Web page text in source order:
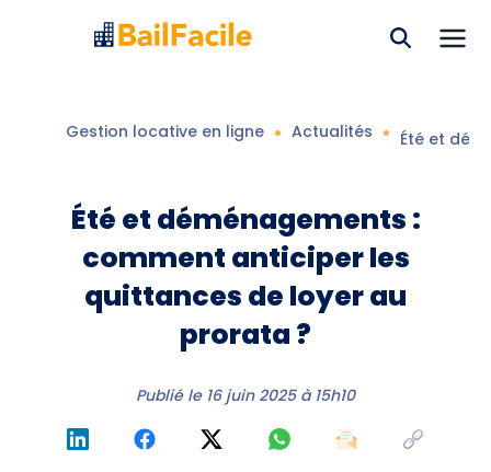
Gestion locative en ligne Actualités Été et
Été et déménagements :
comment anticiper les
quittances de loyer au
prorata ?
Publié le 16 juin 2025 à 15h10